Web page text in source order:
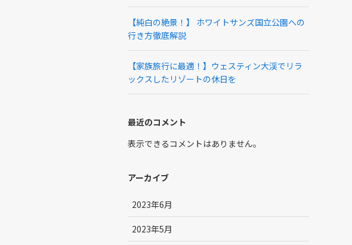
【純白の絶景！】 ホワイトサンズ国立公園への
行き方徹底解説
【家族旅行に最適！】ウェスティン大渓でリラ
ックスしたリゾートの休日を
最近のコメント
表示できるコメントはありません。
アーカイブ
2023年6月
2023年5月